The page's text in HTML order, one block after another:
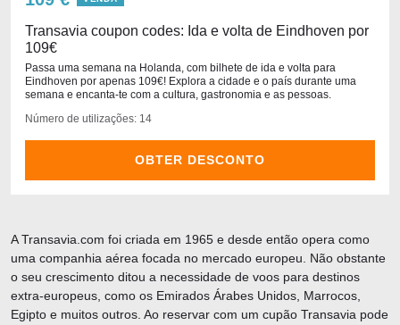
Transavia coupon codes: Ida e volta de Eindhoven por
109€
Passa uma semana na Holanda, com bilhete de ida e volta para
Eindhoven por apenas 109€! Explora a cidade e o país durante uma
semana e encanta-te com a cultura, gastronomia e as pessoas.
Número de utilizações: 14
OBTER DESCONTO
A Transavia.com foi criada em 1965 e desde então opera como
uma companhia aérea focada no mercado europeu. Não obstante
o seu crescimento ditou a necessidade de voos para destinos
extra-europeus, como os Emirados Árabes Unidos, Marrocos,
Egipto e muitos outros. Ao reservar com um cupão Transavia pode